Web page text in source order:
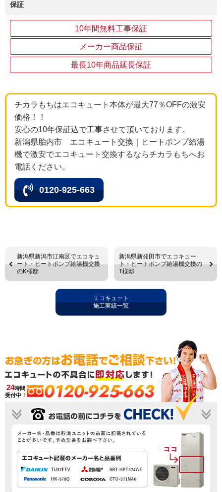
保証
10年間無料工事保証
メーカー商品保証
最長10年商品延長保証
チカラもちはエコキュート本体が最大77％OFFの激安
価格！！
安心の10年保証込で工事させて頂いております。
新潟県胎内市 エコキュート交換｜ヒートポンプ給湯
機で激安でエコキュート交換するならチカラもちへお
電話ください。
0120-925-663
新潟県新潟市江南区でエコキュ
ート・ヒートポンプ給湯機交換
のK様邸
新潟県新発田市でエコキュー
ト・ヒートポンプ給湯機交換の
T様邸
エコキュート
施工実績一覧
24時間
受付中！
0120-925-663